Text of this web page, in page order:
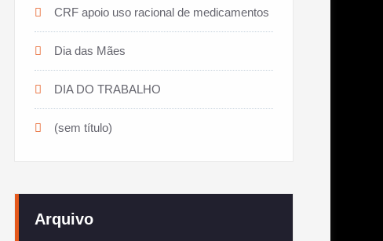
CRF apoio uso racional de medicamentos
Dia das Mães
DIA DO TRABALHO
(sem título)
Arquivo